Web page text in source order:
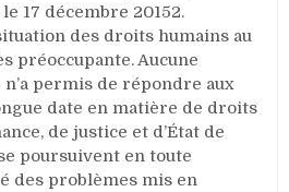
17 décembre 20152.
des droits humains au
préoccupante. Aucune
permis de répondre aux
date en matière de droits
de justice et d’État de
poursuivent en toute
des problèmes mis en